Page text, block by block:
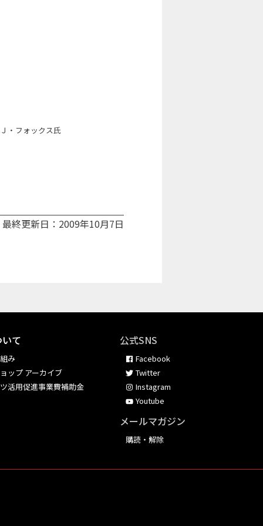
・フォックス氏
最終更新日：2009年10月7日
いて
み
ップ アーカイブ
活用促進事業費補助金
公式SNS
Facebook
Twitter
Instagram
Youtube
メールマガジン
購読・解除